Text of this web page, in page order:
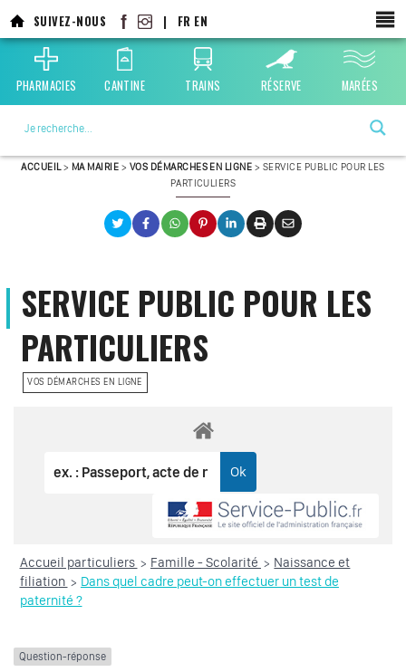
SUIVEZ-NOUS | FR EN
PHARMACIES CANTINE TRAINS RÉSERVE MARÉES
ACCUEIL> MA MAIRIE > VOS DÉMARCHES EN LIGNE > SERVICE PUBLIC POUR LES
PARTICULIERS
SERVICE PUBLIC POUR LES
PARTICULIERS
VOS DÉMARCHES EN LIGNE
Accueil particuliers > Famille - Scolarité > Naissance et
filiation > Dans quel cadre peut-on effectuer un test de
paternité ?
Question-réponse